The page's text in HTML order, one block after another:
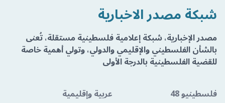
شبكة مصدر الاخبارية
مصدر الإخبارية، شبكة إعلامية فلسطينية مستقلة، تُعنى
بالشأن الفلسطيني والإقليمي والدولي، وتولي أهمية خاصة
للقضية الفلسطينية بالدرجة الأولى
فلسطينيو 48
عربية وإقليمية